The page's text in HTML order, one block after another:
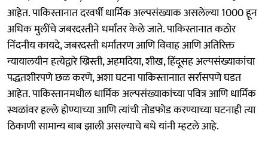
आहेत. पाकिस्तानात दरवर्षी धार्मिक अल्पसंख्याक असलेल्या 1000 हून
अधिक मुलींचे जबरदस्तीने धर्मांतर केले जाते. पाकिस्तानात कठोर
निंदनीय कायदे, जबरदस्ती धर्मांतरण आणि विवाह आणि अतिरिक्त
न्यायालयीन हत्येद्वारे ख्रिस्ती, अहमदिया, शीख, हिंदूसह अल्पसंख्याकांचा
पद्धतशीरपणे छळ करणे, अशा घटना पाकिस्तानाात सर्रासपणे घडत
आहेत. पाकिस्तानमधील धार्मिक अल्पसंख्याकांच्या पवित्र आणि धार्मिक
स्थळांवर हल्ले होण्याच्या आणि त्यांची तोडफोड करण्याच्या घटनाही त्या
ठिकाणी सामान्य बाब झाली असल्याचे बधे यांनी म्हटले आहे.